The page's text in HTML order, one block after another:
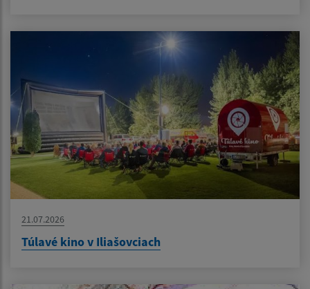
21.07.2026
Túlavé kino v Iliašovciach